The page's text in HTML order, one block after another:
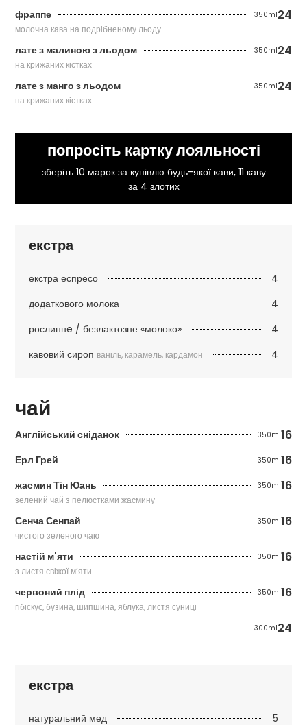
фраппе 350ml24
молочна кава на подрібненому льоду
лате з малиною з льодом 350ml24
на крижаних кістках
лате з манго з льодом 350ml24
на крижаних кістках
попросіть картку лояльності
зберіть 10 марок за купівлю будь-якої кави, 11 каву
за 4 злотих
екстра
екстра еспресо
4
додаткового молока
4
рослиннe / безлактозне «молоко»
4
кавовий сироп ваніль, карамель, кардамон 4
чай
Англійський сніданок 350ml16
Ерл Грей 350ml16
жасмин Тін Юань 350ml16
зелений чай з пелюстками жасмину
Сенча Сенпай 350ml16
чистого зеленого чаю
настій м'яти 350ml16
з листя свіжої м’яти
червоний плід 350ml16
гібіскус, бузина, шипшина, яблука, листя суниці
300ml24
екстра
натуральний мед
5